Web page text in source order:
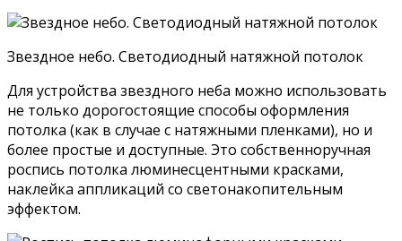
Звездное небо. Светодиодный натяжной потолок
Для устройства звездного неба можно использовать
не только дорогостоящие способы оформления
потолка (как в случае с натяжными пленками), но и
более простые и доступные. Это собственноручная
роспись потолка люминесцентными красками,
наклейка аппликаций со светонакопительным
эффектом.